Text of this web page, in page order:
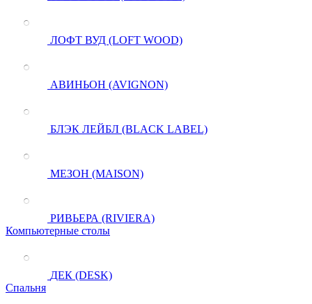
ЛОФТ ВУД (LOFT WOOD)
АВИНЬОН (AVIGNON)
БЛЭК ЛЕЙБЛ (BLACK LABEL)
МЕЗОН (MAISON)
РИВЬЕРА (RIVIERA)
Компьютерные столы
ДЕК (DESK)
Спальня